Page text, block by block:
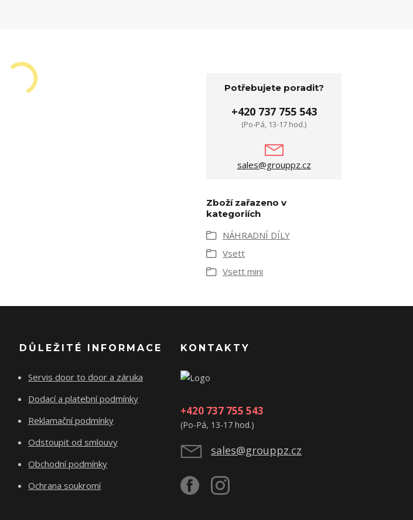
Potřebujete poradit?
+420 737 755 543
(Po-Pá, 13-17 hod.)
sales@grouppz.cz
Zboží zařazeno v
kategoriích
NÁHRADNÍ DÍLY
Vsett
Vsett mini
DŮLEŽITÉ INFORMACE
Servis door to door a záruka
Dodací a platební podmínky
Reklamační podmínky
Odstoupit od smlouvy
Obchodní podmínky
Ochrana soukromí
KONTAKTY
+420 737 755 543
(Po-Pá, 13-17 hod.)
sales@grouppz.cz